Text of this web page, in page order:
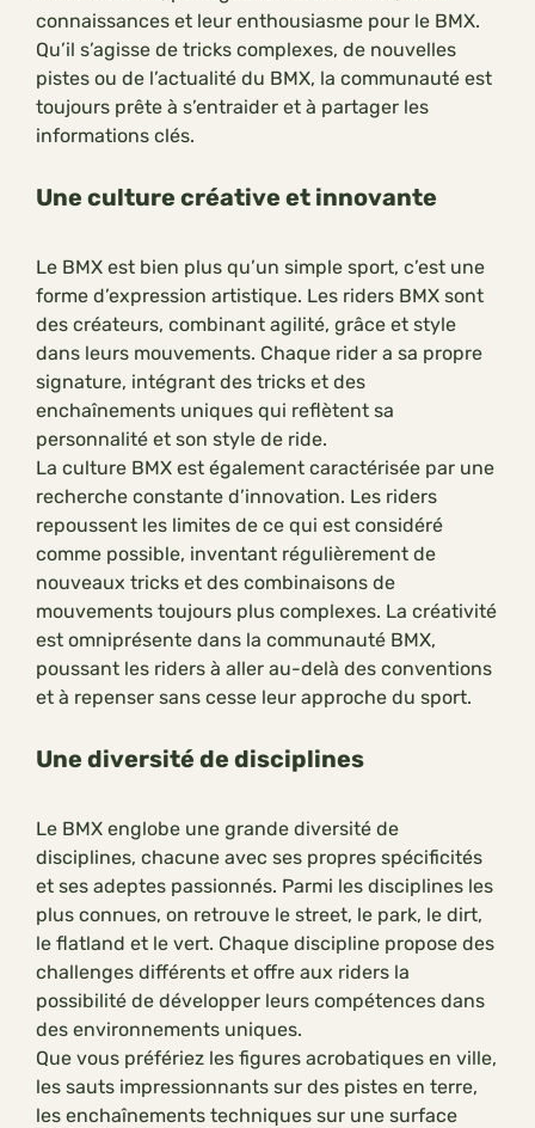
connaissances et leur enthousiasme pour le BMX.
Qu’il s’agisse de tricks complexes, de nouvelles
pistes ou de l’actualité du BMX, la communauté est
toujours prête à s’entraider et à partager les
informations clés.
Une culture créative et innovante
Le BMX est bien plus qu’un simple sport, c’est une
forme d’expression artistique. Les riders BMX sont
des créateurs, combinant agilité, grâce et style
dans leurs mouvements. Chaque rider a sa propre
signature, intégrant des tricks et des
enchaînements uniques qui reflètent sa
personnalité et son style de ride.
La culture BMX est également caractérisée par une
recherche constante d’innovation. Les riders
repoussent les limites de ce qui est considéré
comme possible, inventant régulièrement de
nouveaux tricks et des combinaisons de
mouvements toujours plus complexes. La créativité
est omniprésente dans la communauté BMX,
poussant les riders à aller au-delà des conventions
et à repenser sans cesse leur approche du sport.
Une diversité de disciplines
Le BMX englobe une grande diversité de
disciplines, chacune avec ses propres spécificités
et ses adeptes passionnés. Parmi les disciplines les
plus connues, on retrouve le street, le park, le dirt,
le flatland et le vert. Chaque discipline propose des
challenges différents et offre aux riders la
possibilité de développer leurs compétences dans
des environnements uniques.
Que vous préfériez les figures acrobatiques en ville,
les sauts impressionnants sur des pistes en terre,
les enchaînements techniques sur une surface